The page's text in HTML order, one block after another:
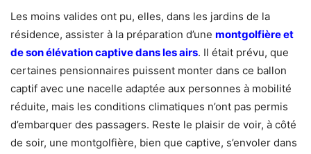
Les moins valides ont pu, elles, dans les jardins de la
résidence, assister à la préparation d’une montgolfière et
de son élévation captive dans les airs. Il était prévu, que
certaines pensionnaires puissent monter dans ce ballon
captif avec une nacelle adaptée aux personnes à mobilité
réduite, mais les conditions climatiques n’ont pas permis
d’embarquer des passagers. Reste le plaisir de voir, à côté
de soir, une montgolfière, bien que captive, s’envoler dans